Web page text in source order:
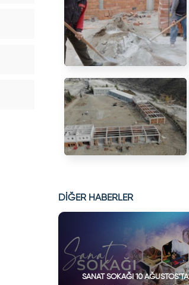
DİĞER HABERLER
SANAT SOKAĞI 10 AĞUSTOS’TA